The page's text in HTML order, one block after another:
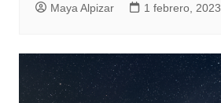
Maya Alpizar 1 febrero, 2023